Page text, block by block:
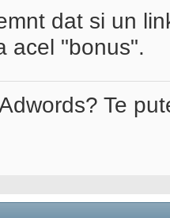
dat si un
acel "bonus".
Te